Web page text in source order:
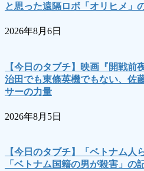
と思った遠隔ロボ「オリヒメ」
2026年8月6日
【今日のタブチ】映画『開戦
治田でも東條英機でもない、佐
サーの力量
2026年8月5日
【今日のタブチ】「ベトナム人
「ベトナム国籍の男が殺害」